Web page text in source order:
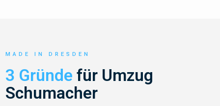
MADE IN DRESDEN
3 Gründe für Umzug
Schumacher